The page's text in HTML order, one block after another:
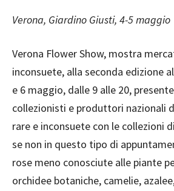
Verona, Giardino Giusti, 4-5 maggio
Verona Flower Show, mostra
inconsuete, alla seconda edizione
e 6 maggio, dalle 9 alle 20,
collezionisti e produttori nazionali
rare e inconsuete con le collezioni
se non in questo tipo di
rose meno conosciute alle piante
orchidee botaniche, camelie,